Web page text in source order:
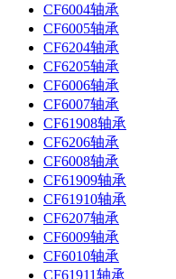
CF6004轴承
CF6005轴承
CF6204轴承
CF6205轴承
CF6006轴承
CF6007轴承
CF61908轴承
CF6206轴承
CF6008轴承
CF61909轴承
CF61910轴承
CF6207轴承
CF6009轴承
CF6010轴承
CF61911轴承